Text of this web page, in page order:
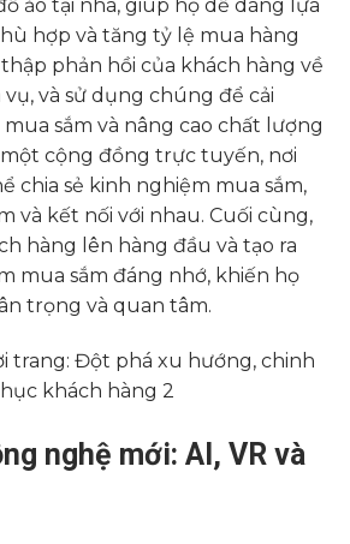
ảo tại nhà, giúp họ dễ dàng lựa
hợp và tăng tỷ lệ mua hàng
phản hồi của khách hàng về
và sử dụng chúng để cải
sắm và nâng cao chất lượng
một cộng đồng trực tuyến, nơi
chia sẻ kinh nghiệm mua sắm,
và kết nối với nhau. Cuối cùng,
hàng lên hàng đầu và tạo ra
mua sắm đáng nhớ, khiến họ
trọng và quan tâm.
nghệ mới: AI, VR và